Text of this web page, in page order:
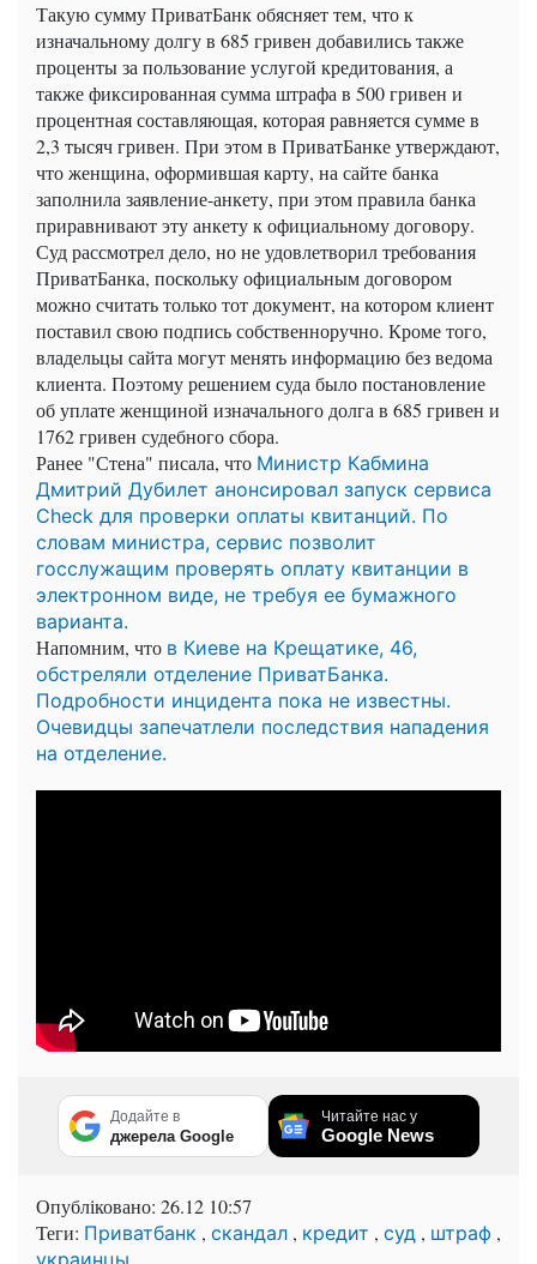
Такую сумму ПриватБанк обясняет тем, что к
изначальному долгу в 685 гривен добавились также
проценты за пользование услугой кредитования, а
также фиксированная сумма штрафа в 500 гривен и
процентная составляющая, которая равняется сумме в
2,3 тысяч гривен. При этом в ПриватБанке утверждают,
что женщина, оформившая карту, на сайте банка
заполнила заявление-анкету, при этом правила банка
приравнивают эту анкету к официальному договору.
Суд рассмотрел дело, но не удовлетворил требования
ПриватБанка, поскольку официальным договором
можно считать только тот документ, на котором клиент
поставил свою подпись собственноручно. Кроме того,
владельцы сайта могут менять информацию без ведома
клиента. Поэтому решением суда было постановление
об уплате женщиной изначального долга в 685 гривен и
1762 гривен судебного сбора.
Ранее "Стена" писала, что Министр Кабмина
Дмитрий Дубилет анонсировал запуск сервиса
Check для проверки оплаты квитанций. По
словам министра, сервис позволит
госслужащим проверять оплату квитанции в
электронном виде, не требуя ее бумажного
варианта.
Напомним, что в Киеве на Крещатике, 46,
обстреляли отделение ПриватБанка.
Подробности инцидента пока не известны.
Очевидцы запечатлели последствия нападения
на отделение.
Додайте в
джерела Google
Читайте нас у
Google News
Опубліковано: 26.12 10:57
Теги: Приватбанк , скандал , кредит , суд , штраф ,
украинцы